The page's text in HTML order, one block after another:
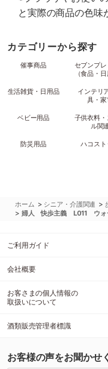
と実際の商品の色味
カテゴリーから探す
催事商品
セブンプ
（食品・日
生活雑貨・日用品
インテリ
具・家
ベビー用品
子供衣料
ル関
防災用品 ハコスト
ホーム > シニア・介護関連 >
> 婦人 快歩主義 L011 ウォ
ご利用ガイド
会社概要
お客さまの個人情報の
取扱いについて
酒類販売管理者標識
お客様の声をお聞かせ